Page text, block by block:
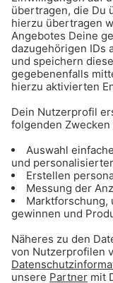
24/7 die
Gong 96.3
Gong 96.3 Top